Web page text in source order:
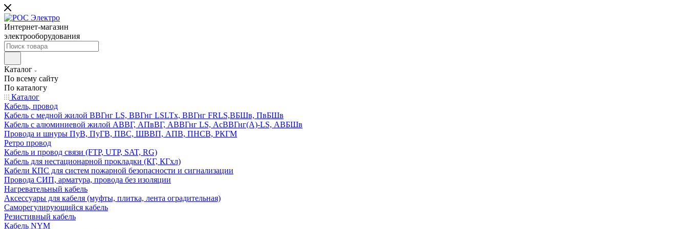
Интернет-магазин
электрооборудования
Каталог
По всему сайту
По каталогу
Каталог
Кабель, провод
Кабель с медной жилой ВВГнг LS, ВВГнг LSLTx, ВВГнг FRLS,ВБШв, ПвБШв
Кабель с алюминиевой жилой АВВГ, АПвВГ, АВВГнг LS, АсВВГнг(А)-LS, АВБШв
Провода и шнуры ПуВ, ПуГВ, ПВС, ШВВП, АПВ, ПНСВ, РКГМ
Ретро провод
Кабель и провод связи (FTP, UTP, SAT, RG)
Кабель для нестационарной прокладки (КГ, КГхл)
Кабели КПС для систем пожарной безопасности и сигнализации
Провода СИП, арматура, провода без изоляции
Нагревательный кабель
Аксессуары для кабеля (муфты, плитка, лента оградительная)
Саморегулирующийся кабель
Резистивный кабель
Кабель NYM